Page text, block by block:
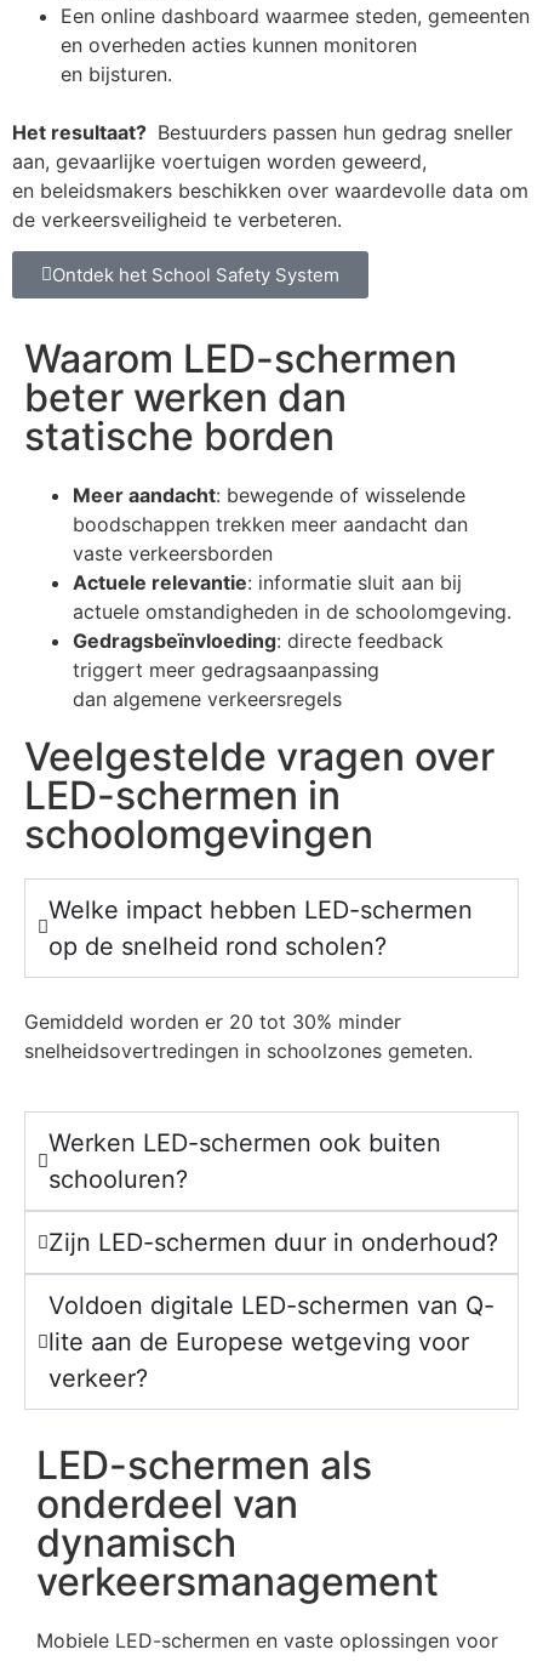
Een online dashboard waarmee steden, gemeenten
en overheden acties kunnen monitoren
en bijsturen.
Het resultaat? Bestuurders passen hun gedrag sneller
aan, gevaarlijke voertuigen worden geweerd,
en beleidsmakers beschikken over waardevolle data om
de verkeersveiligheid te verbeteren.
Ontdek het School Safety System
Waarom LED-schermen
beter werken dan
statische borden
Meer aandacht: bewegende of wisselende
boodschappen trekken meer aandacht dan
vaste verkeersborden
Actuele relevantie: informatie sluit aan bij
actuele omstandigheden in de schoolomgeving.
Gedragsbeïnvloeding: directe feedback
triggert meer gedragsaanpassing
dan algemene verkeersregels
Veelgestelde vragen over
LED-schermen in
schoolomgevingen
Welke impact hebben LED-schermen
op de snelheid rond scholen?
Gemiddeld worden er 20 tot 30% minder
snelheidsovertredingen in schoolzones gemeten.
Werken LED-schermen ook buiten
schooluren?
Zijn LED-schermen duur in onderhoud?
Voldoen digitale LED-schermen van Q-
lite aan de Europese wetgeving voor
verkeer?
LED-schermen als
onderdeel van
dynamisch
verkeersmanagement
Mobiele LED-schermen en vaste oplossingen voor